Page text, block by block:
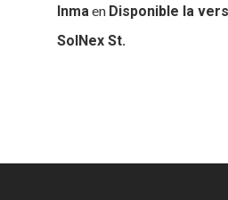
Inmaen Disponible la
SolNex St.